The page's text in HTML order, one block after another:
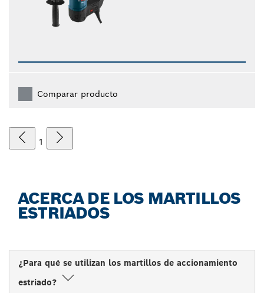
Comparar producto
1
ACERCA DE LOS MARTILLOS
ESTRIADOS
¿Para qué se utilizan los martillos de accionamiento
estriado?